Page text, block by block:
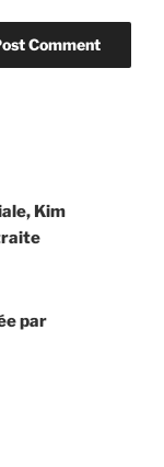
Kim
par